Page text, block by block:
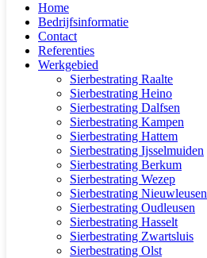
Home
Bedrijfsinformatie
Contact
Referenties
Werkgebied
Sierbestrating Raalte
Sierbestrating Heino
Sierbestrating Dalfsen
Sierbestrating Kampen
Sierbestrating Hattem
Sierbestrating Ijsselmuiden
Sierbestrating Berkum
Sierbestrating Wezep
Sierbestrating Nieuwleusen
Sierbestrating Oudleusen
Sierbestrating Hasselt
Sierbestrating Zwartsluis
Sierbestrating Olst